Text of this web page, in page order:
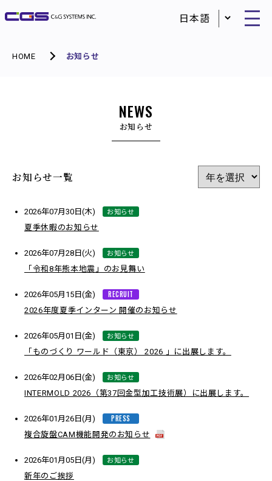
HOME お知らせ
NEWS
お知らせ
お知らせ一覧
2026年07月30日(木) お知らせ
夏季休暇のお知らせ
2026年07月28日(火) お知らせ
「令和8年熊本地震」のお見舞い
2026年05月15日(金) RECRUIT
2026年度夏季インターン 開催のお知らせ
2026年05月01日(金) お知らせ
「ものづくり ワールド（東京） 2026 」に出展します。
2026年02月06日(金) お知らせ
INTERMOLD 2026（第37回金型加工技術展）に出展します。
2026年01月26日(月) PRESS
複合旋盤CAM機能開発のお知らせ
2026年01月05日(月) お知らせ
新年のご挨拶